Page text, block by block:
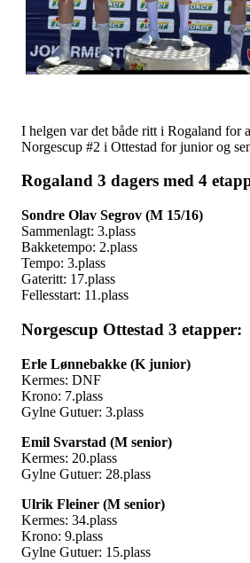
I helgen var det både ritt i Rogaland for
Norgescup #2 i Ottestad for junior og
Rogaland 3 dagers med 4
Sondre Olav Segrov (M 15/16)
Sammenlagt: 3.plass
Bakketempo: 2.plass
Tempo: 3.plass
Gateritt: 17.plass
Fellesstart: 11.plass
Norgescup Ottestad 3 etapper:
Erle Lønnebakke (K junior)
Kermes: DNF
Krono: 7.plass
Gylne Gutuer: 3.plass
Emil Svarstad (M senior)
Kermes: 20.plass
Gylne Gutuer: 28.plass
Ulrik Fleiner (M senior)
Kermes: 34.plass
Krono: 9.plass
Gylne Gutuer: 15.plass